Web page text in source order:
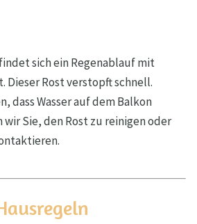
sich ein Regenablauf mit
Dieser Rost verstopft schnell.
dass Wasser auf dem Balkon
Sie, den Rost zu reinigen oder